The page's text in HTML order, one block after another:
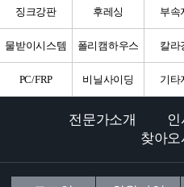
징크강판 후레싱 부속
물받이시스템 폴리캠하우스 칼라
PC/FRP 비닐사이딩 기타
전문가소개
찾아오